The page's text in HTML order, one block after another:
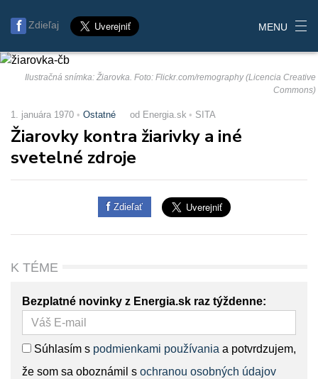
Zdieľaj MENU
Ilustračná snímka: Žiarovka. Foto: Flickr.com/remography (Licencia Creative
Commons)
1. januára 1970 Ostatné od Energia.sk SITA
Žiarovky kontra žiarivky a iné
svetelné zdroje
Zdieľať
K TÉME
Bezplatné novinky z Energia.sk raz týždenne:
Súhlasím s podmienkami používania a potvrdzujem,
že som sa oboznámil s ochranou osobných údajov